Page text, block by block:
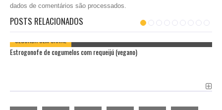
dados de comentários são processados
POSTS RELACIONADOS
SEGUNDA SEM CARNE
Estrogonofe de cogumelos com requeijú (vegano)